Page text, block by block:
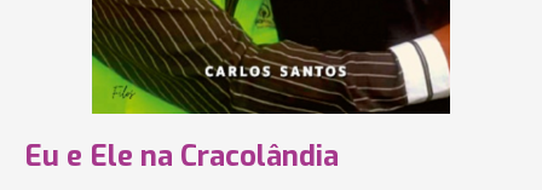
Eu e Ele na Cracolândia